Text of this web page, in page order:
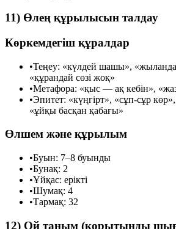
11) Өлең құрылысын талдау
Көркемдегіш құралдар
•Теңеу: «күлдей шашы»,
«құрандай сөзі жоқ»
•Метафора: «қыс — ақ кебін»,
•Эпитет: «күңгірт», «сұп-сұр
«ұйқы басқан қабағы»
Өлшем және құрылым
•Буын: 7–8 буынды
•Бунақ: 2
•Ұйқас: ерікті
•Шумақ: 4
•Тармақ: 32
12) Ой таным (қорытынды